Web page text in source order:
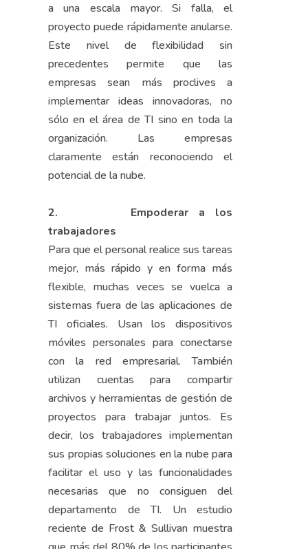
a una escala mayor. Si falla, el
proyecto puede rápidamente anularse.
Este nivel de flexibilidad sin
precedentes permite que las
empresas sean más proclives a
implementar ideas innovadoras, no
sólo en el área de TI sino en toda la
organización. Las empresas
claramente están reconociendo el
potencial de la nube.
2. Empoderar a los
trabajadores
Para que el personal realice sus tareas
mejor, más rápido y en forma más
flexible, muchas veces se vuelca a
sistemas fuera de las aplicaciones de
TI oficiales. Usan los dispositivos
móviles personales para conectarse
con la red empresarial. También
utilizan cuentas para compartir
archivos y herramientas de gestión de
proyectos para trabajar juntos. Es
decir, los trabajadores implementan
sus propias soluciones en la nube para
facilitar el uso y las funcionalidades
necesarias que no consiguen del
departamento de TI. Un estudio
reciente de Frost & Sullivan muestra